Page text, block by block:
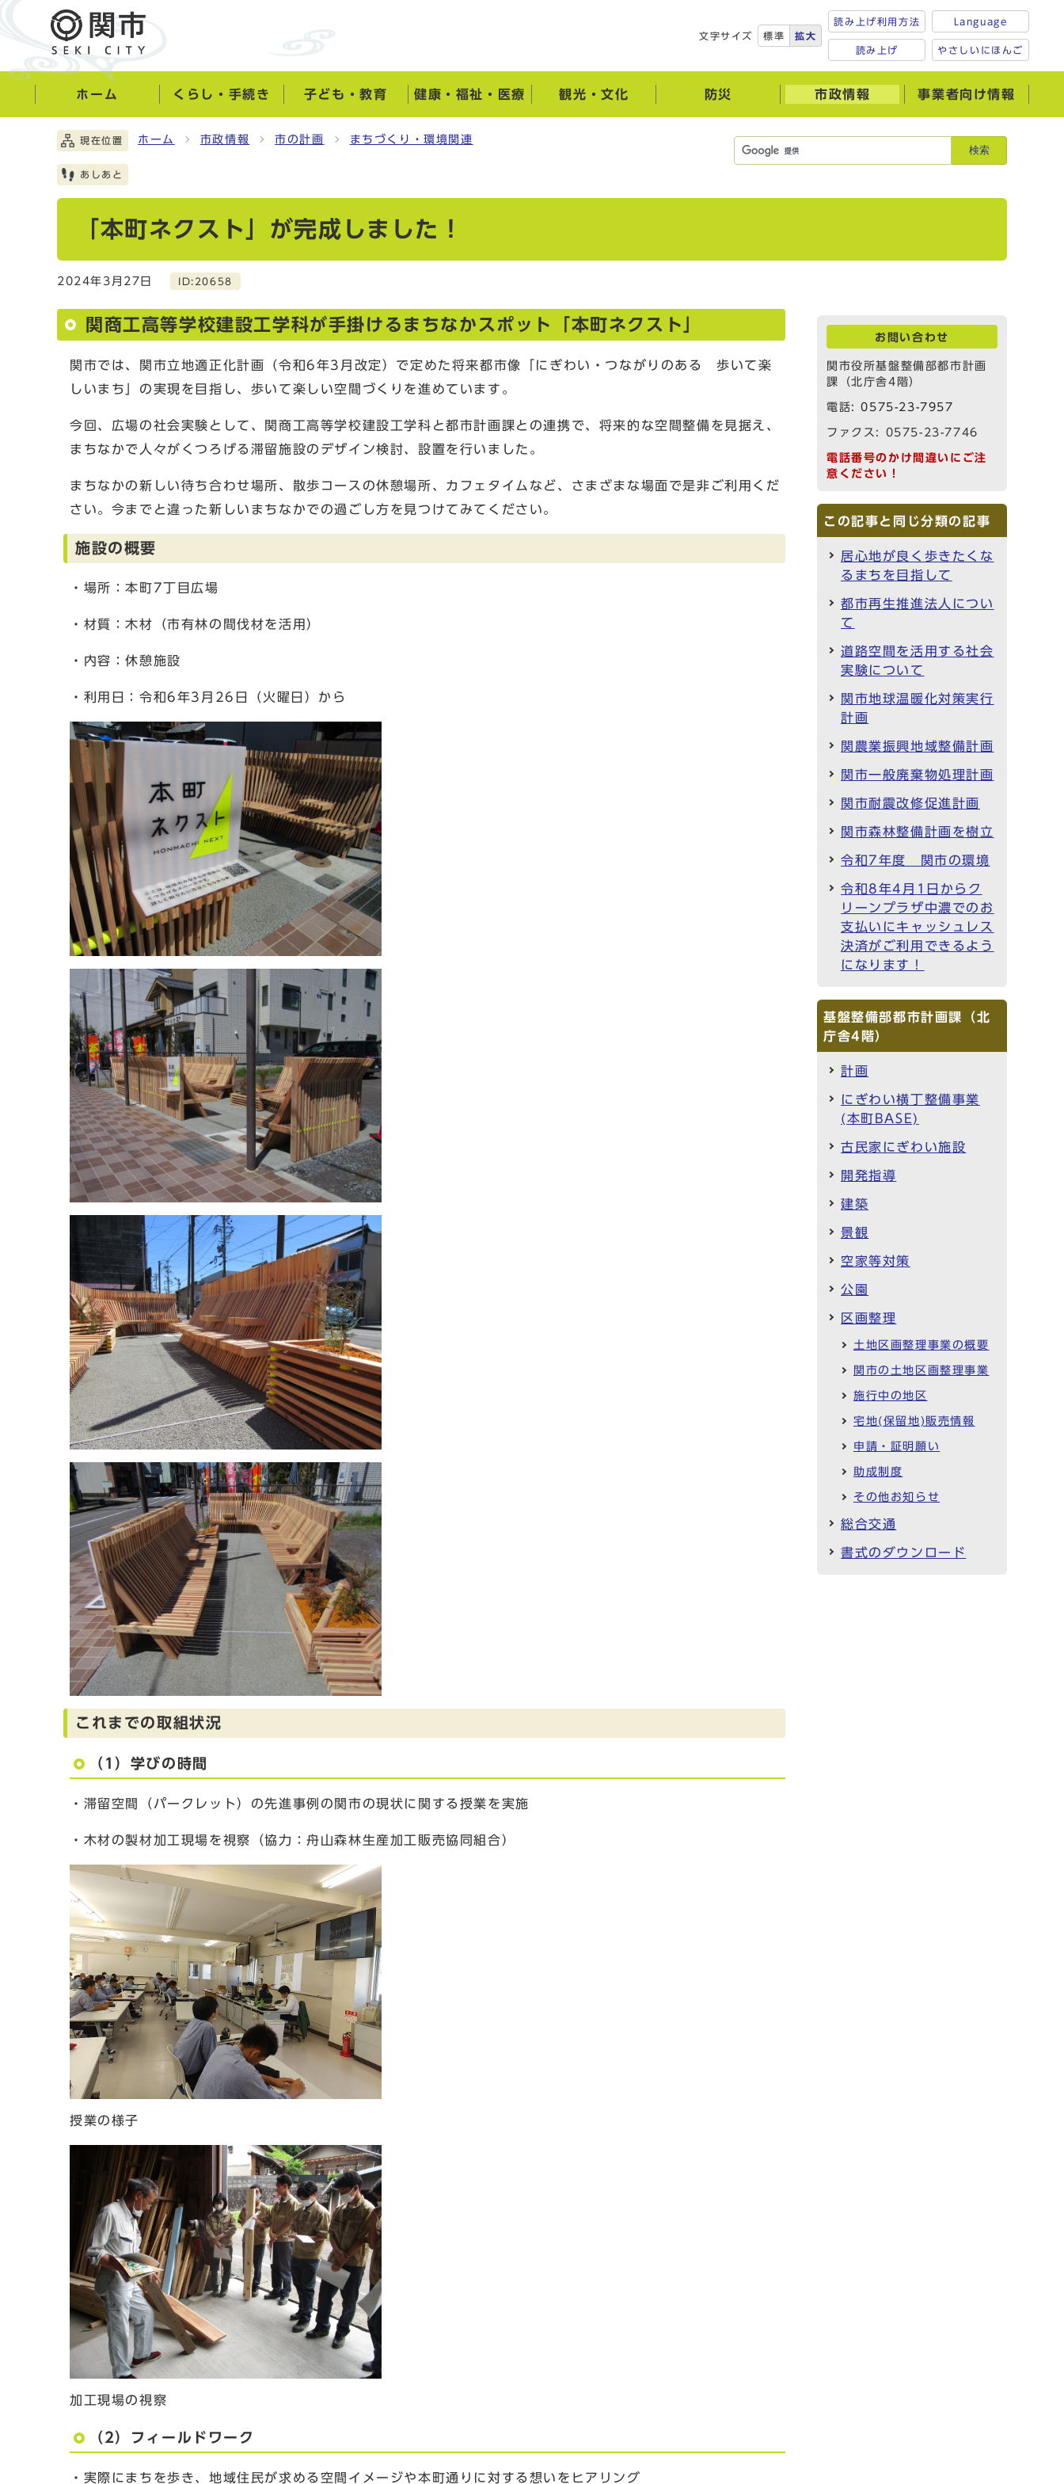
文字サイズ 標準 拡大
読み上げ利用方法
読み上げ
Language
やさしいにほんご
ホーム くらし・手続き 子ども・教育 健康・福祉・医療 観光・文化 防災 市政情報 事業者向け情報
検索
現在位置 ホーム 市政情報 市の計画 まちづくり・環境関連
あしあと
「本町ネクスト」が完成しました！
2024年3月27日 ID:20658
関商工高等学校建設工学科が手掛けるまちなかスポット「本町ネクスト」
関市では、関市立地適正化計画（令和6年3月改定）で定めた将来都市像「にぎわい・つながりのある 歩いて楽
しいまち」の実現を目指し、歩いて楽しい空間づくりを進めています。
今回、広場の社会実験として、関商工高等学校建設工学科と都市計画課との連携で、将来的な空間整備を見据え、
まちなかで人々がくつろげる滞留施設のデザイン検討、設置を行いました。
まちなかの新しい待ち合わせ場所、散歩コースの休憩場所、カフェタイムなど、さまざまな場面で是非ご利用くだ
さい。今までと違った新しいまちなかでの過ごし方を見つけてみてください。
施設の概要
・場所：本町7丁目広場
・材質：木材（市有林の間伐材を活用）
・内容：休憩施設
・利用日：令和6年3月26日（火曜日）から
これまでの取組状況
（1）学びの時間
・滞留空間（パークレット）の先進事例の関市の現状に関する授業を実施
・木材の製材加工現場を視察（協力：舟山森林生産加工販売協同組合）
授業の様子
加工現場の視察
（2）フィールドワーク
・実際にまちを歩き、地域住民が求める空間イメージや本町通りに対する想いをヒアリング
お問い合わせ
関市役所基盤整備部都市計画
課（北庁舎4階）
電話:0575-23-7957
ファクス: 0575-23-7746
電話番号のかけ間違いにご注
意ください！
この記事と同じ分類の記事
居心地が良く歩きたくな
るまちを目指して
都市再生推進法人につい
て
道路空間を活用する社会
実験について
関市地球温暖化対策実行
計画
関農業振興地域整備計画
関市一般廃棄物処理計画
関市耐震改修促進計画
関市森林整備計画を樹立
令和7年度 関市の環境
令和8年4月1日からク
リーンプラザ中濃でのお
支払いにキャッシュレス
決済がご利用できるよう
になります！
基盤整備部都市計画課（北
庁舎4階）
計画
にぎわい横丁整備事業
(本町BASE)
古民家にぎわい施設
開発指導
建築
景観
空家等対策
公園
区画整理
土地区画整理事業の概要
関市の土地区画整理事業
施行中の地区
宅地(保留地)販売情報
申請・証明願い
助成制度
その他お知らせ
総合交通
書式のダウンロード